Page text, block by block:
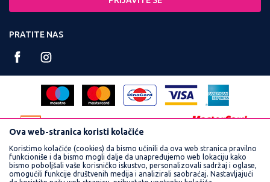
160-359251-90
PIB:
102748300
Matični broj:
17462989
Povraćaj sredstava
Zamena veličine i zamena artikla za drugi
PRATITE NAS
Ova web-stranica koristi kolačiće
Koristimo kolačiće (cookies) da bismo učinili da ova web stranica pravilno
funkcioniše i da bismo mogli dalje da unapređujemo web lokaciju kako
bismo poboljšali vaše korisničko iskustvo, personalizovali sadržaj i oglase,
omogućili funkcije društvenih medija i analizirali saobraćaj. Nastavljajući